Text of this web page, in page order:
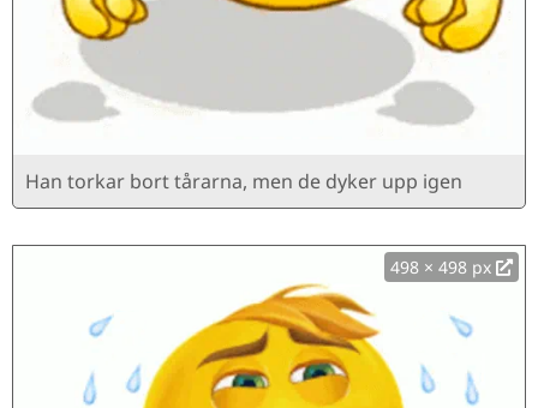
Han torkar bort tårarna, men de dyker upp igen
498 × 498 px